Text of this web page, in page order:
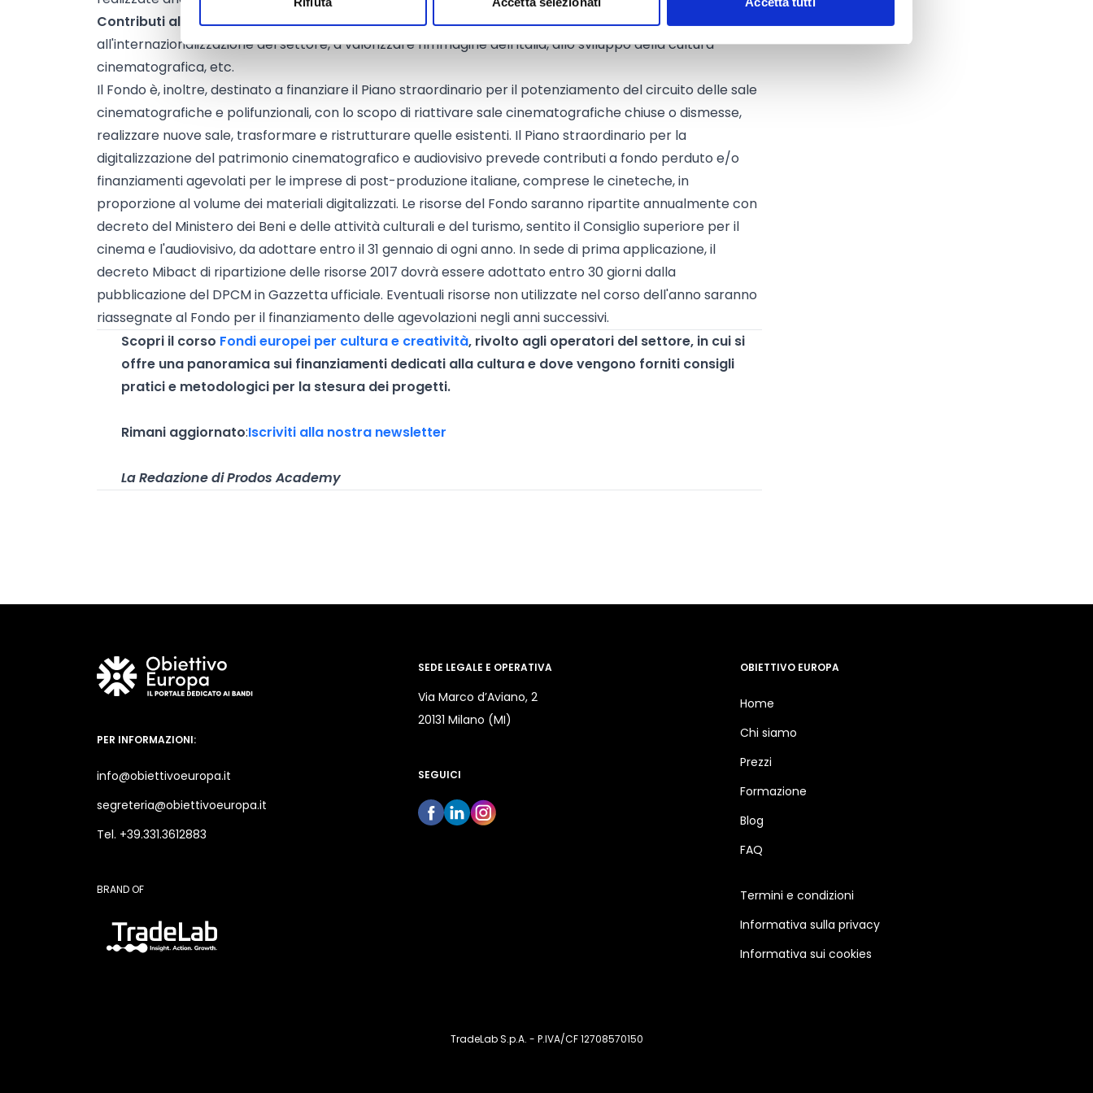
Contributi alle attività e alle iniziative di promozione cinematografica e audiovisiva, finalizzate
all'internazionalizzazione del settore, a valorizzare l'immagine dell'Italia, allo sviluppo della cultura
cinematografica, etc.
Il Fondo è, inoltre, destinato a finanziare il Piano straordinario per il potenziamento del circuito delle sale
cinematografiche e polifunzionali, con lo scopo di riattivare sale cinematografiche chiuse o dismesse,
realizzare nuove sale, trasformare e ristrutturare quelle esistenti. Il Piano straordinario per la
digitalizzazione del patrimonio cinematografico e audiovisivo prevede contributi a fondo perduto e/o
finanziamenti agevolati per le imprese di post-produzione italiane, comprese le cineteche, in
proporzione al volume dei materiali digitalizzati. Le risorse del Fondo saranno ripartite annualmente con
decreto del Ministero dei Beni e delle attività culturali e del turismo, sentito il Consiglio superiore per il
cinema e l'audiovisivo, da adottare entro il 31 gennaio di ogni anno. In sede di prima applicazione, il
decreto Mibact di ripartizione delle risorse 2017 dovrà essere adottato entro 30 giorni dalla
pubblicazione del DPCM in Gazzetta ufficiale. Eventuali risorse non utilizzate nel corso dell'anno saranno
riassegnate al Fondo per il finanziamento delle agevolazioni negli anni successivi.
Scopri il corso Fondi europei per cultura e creatività, rivolto agli operatori del settore, in cui si
offre una panoramica sui finanziamenti dedicati alla cultura e dove vengono forniti consigli
pratici e metodologici per la stesura dei progetti.
Rimani aggiornato:Iscriviti alla nostra newsletter
La Redazione di Prodos Academy
PER INFORMAZIONI:
info@obiettivoeuropa.it
segreteria@obiettivoeuropa.it
Tel. +39.331.3612883
BRAND OF
SEDE LEGALE E OPERATIVA
Via Marco d’Aviano, 2
20131 Milano (MI)
SEGUICI
OBIETTIVO EUROPA
Home
Chi siamo
Prezzi
Formazione
Blog
FAQ
Termini e condizioni
Informativa sulla privacy
Informativa sui cookies
TradeLab S.p.A. - P.IVA/CF 12708570150